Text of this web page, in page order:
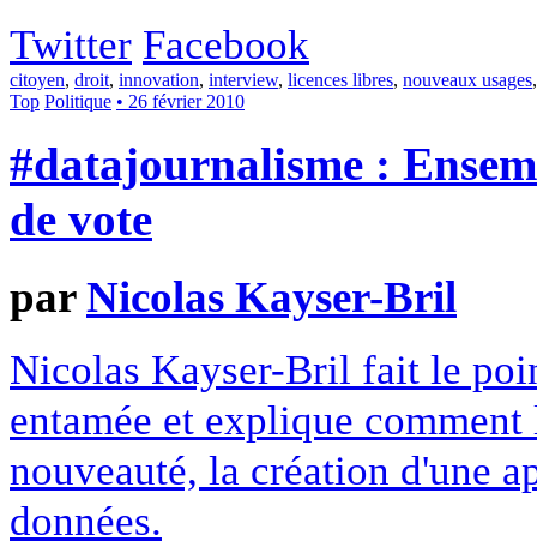
Twitter Facebook
citoyen, droit, innovation, interview, licences libres, nouveaux usages
Top Politique • 26 février 2010
#datajournalisme :
de vote
parNicolas Kayser-Bril
Nicolas Kayser-Bril fait le
entamée et explique
nouveauté, la création d'une
données.